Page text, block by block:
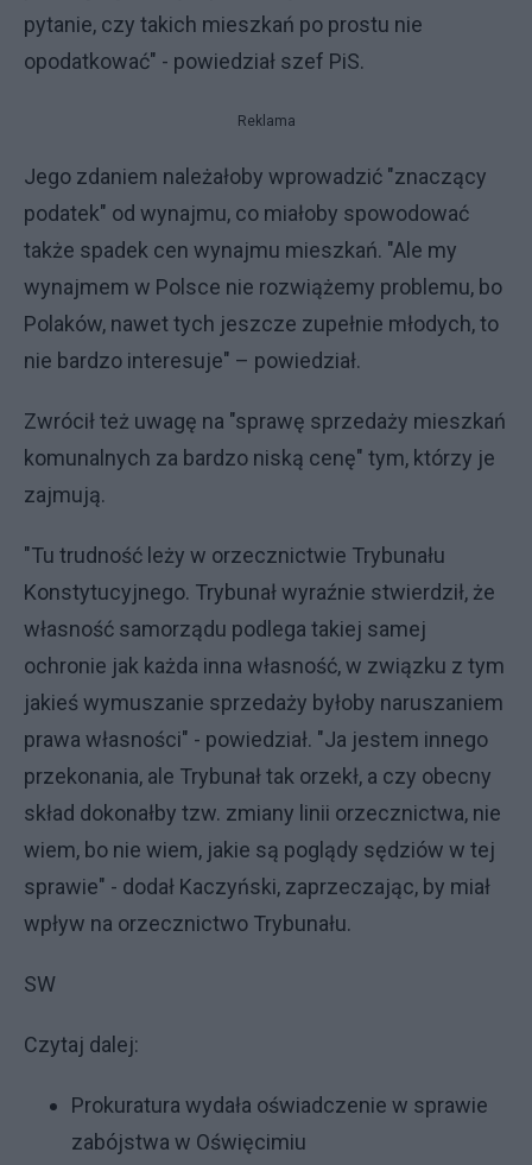
pytanie, czy takich mieszkań po prostu nie
opodatkować" - powiedział szef PiS.
Reklama
Jego zdaniem należałoby wprowadzić "znaczący
podatek" od wynajmu, co miałoby spowodować
także spadek cen wynajmu mieszkań. "Ale my
wynajmem w Polsce nie rozwiążemy problemu, bo
Polaków, nawet tych jeszcze zupełnie młodych, to
nie bardzo interesuje" – powiedział.
Zwrócił też uwagę na "sprawę sprzedaży mieszkań
komunalnych za bardzo niską cenę" tym, którzy je
zajmują.
"Tu trudność leży w orzecznictwie Trybunału
Konstytucyjnego. Trybunał wyraźnie stwierdził, że
własność samorządu podlega takiej samej
ochronie jak każda inna własność, w związku z tym
jakieś wymuszanie sprzedaży byłoby naruszaniem
prawa własności" - powiedział. "Ja jestem innego
przekonania, ale Trybunał tak orzekł, a czy obecny
skład dokonałby tzw. zmiany linii orzecznictwa, nie
wiem, bo nie wiem, jakie są poglądy sędziów w tej
sprawie" - dodał Kaczyński, zaprzeczając, by miał
wpływ na orzecznictwo Trybunału.
SW
Czytaj dalej:
Prokuratura wydała oświadczenie w sprawie
zabójstwa w Oświęcimiu